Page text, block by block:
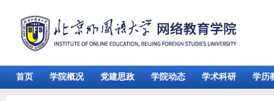
首页 学院概况 党建思政 学院动态 学术科研 学历